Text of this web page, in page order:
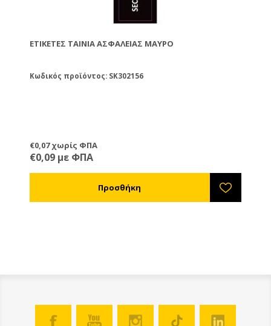
ΕΤΙΚΈΤΕΣ ΤΑΙΝΊΑ ΑΣΦΑΛΕΊΑΣ ΜΑΎΡΟ
Κωδικός προϊόντος: SK302156
€0,07 χωρίς ΦΠΑ
€0,09 με ΦΠΑ